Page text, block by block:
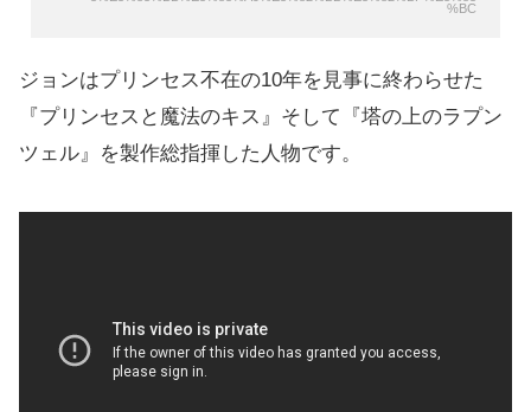
%BC
ジョンはプリンセス不在の10年を見事に終わらせた
『プリンセスと魔法のキス』そして『塔の上のラプン
ツェル』を製作総指揮した人物です。